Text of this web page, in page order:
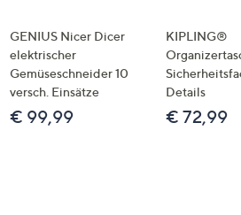
GENIUS Nicer Dicer
elektrischer
Gemüseschneider 10
versch. Einsätze
€ 99,99
KIPLING®
Details
€ 72,99